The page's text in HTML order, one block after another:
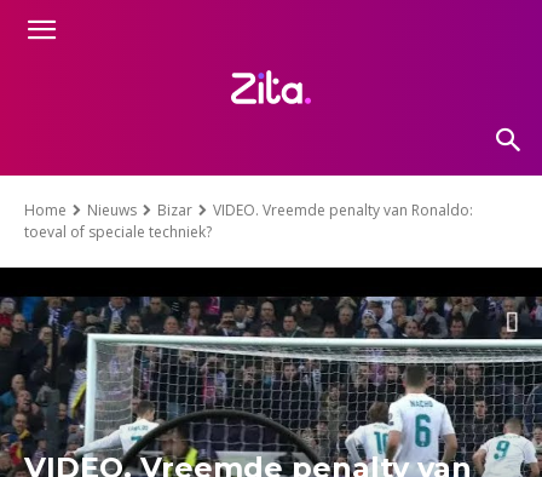
Home Nieuws Bizar
VIDEO. Vreemde penalty van Ronaldo:
toeval of speciale techniek?
VIDEO. Vreemde penalty van